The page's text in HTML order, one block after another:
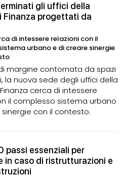
gli uffici della
Finanza progettati da
di intessere relazioni con il
urbano e di creare sinergie
margine contornata da spazi
la nuova sede degli uffici della
cerca di intessere
il complesso sistema urbano
con il contesto.
passi essenziali per
in caso di ristrutturazioni e